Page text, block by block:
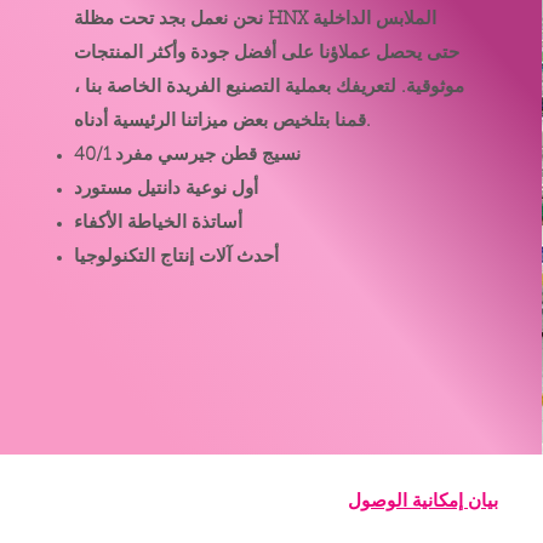
نحن نعمل بجد تحت مظلة HNX الملابس الداخلية
حتى يحصل عملاؤنا على أفضل جودة وأكثر المنتجات
موثوقية. لتعريفك بعملية التصنيع الفريدة الخاصة بنا ،
قمنا بتلخيص بعض ميزاتنا الرئيسية أدناه.
40/1 نسيج قطن جيرسي مفرد
أول نوعية دانتيل مستورد
أساتذة الخياطة الأكفاء
أحدث آلات إنتاج التكنولوجيا
بيان إمكانية الوصول